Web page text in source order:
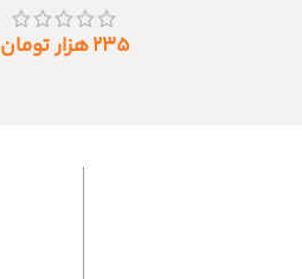
۲۳۵هزار تومان